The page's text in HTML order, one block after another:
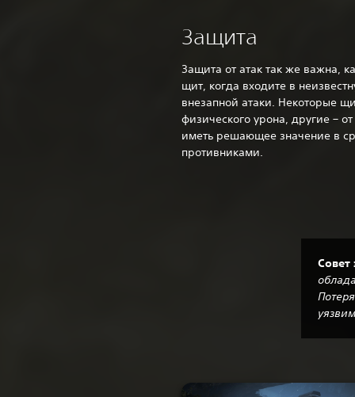
Защита
Защита от атак так же важна,
щит, когда входите в
внезапной атаки. Некоторые
физического урона, другие –
иметь решающее значение в
противниками.‎
Совет